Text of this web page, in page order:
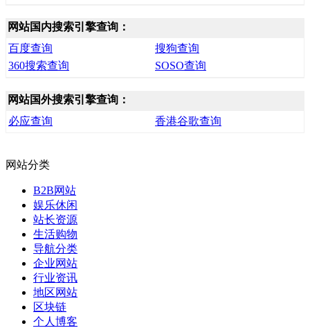
网站国内搜索引擎查询：
百度查询
搜狗查询
360搜索查询
SOSO查询
网站国外搜索引擎查询：
必应查询
香港谷歌查询
网站分类
B2B网站
娱乐休闲
站长资源
生活购物
导航分类
企业网站
行业资讯
地区网站
区块链
个人博客